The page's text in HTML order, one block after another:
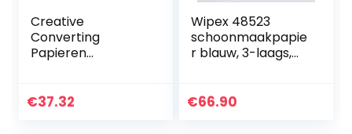
Creative
Converting
Papieren
60 stuks
€37.32
Wipex 48523
schoonmaakpapie
r blauw, 3-laags,
€66.90